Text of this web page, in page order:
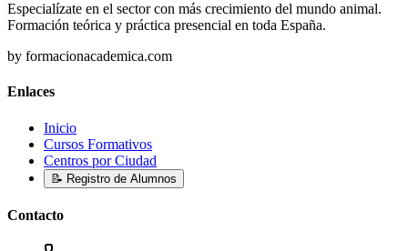
Especialízate en el sector con más crecimiento del mundo animal.
Formación teórica y práctica presencial en toda España.
by formacionacademica.com
Enlaces
Inicio
Cursos Formativos
Centros por Ciudad
📝 Registro de Alumnos
Contacto